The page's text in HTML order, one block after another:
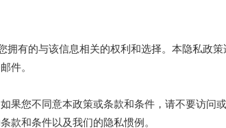
拥有的与该信息相关的权利和选择。本隐私政
件。
果您不同意本政策或条款和条件，请不要访问
款和条件以及我们的隐私惯例。